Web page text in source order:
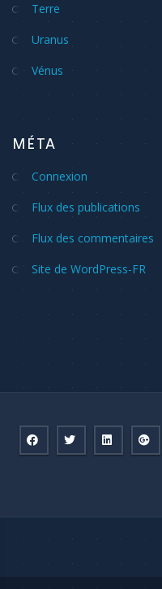
Terre
Uranus
Vénus
MÉTA
Connexion
Flux des publications
Flux des commentaires
Site de WordPress-FR